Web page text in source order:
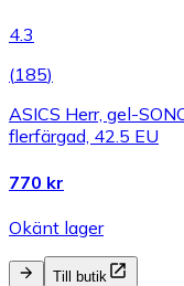
4.3
(185)
ASICS Herr, gel-
flerfärgad, 42.5 EU
770 kr
Okänt lager
Till butik